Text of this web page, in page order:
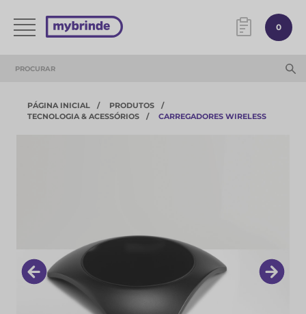
0
PÁGINA INICIAL
PRODUTOS
TECNOLOGIA & ACESSÓRIOS​
CARREGADORES WIRELESS